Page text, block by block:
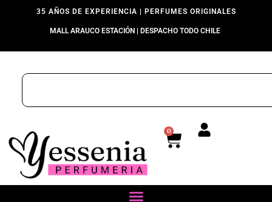
35 AÑOS DE EXPERIENCIA | PERFUMES ORIGINALES
MALL ARAUCO ESTACIÓN | DESPACHO TODO CHILE
0